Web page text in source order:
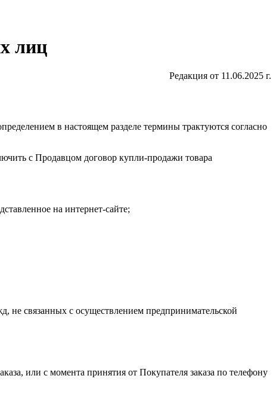
лиц
Редакция от 11.06.2025 г.
в настоящем разделе термины трактуются согласно
с Продавцом договор купли-продажи товара
на интернет-сайте;
связанных с осуществлением предпринимательской
или с момента принятия от Покупателя заказа по телефону